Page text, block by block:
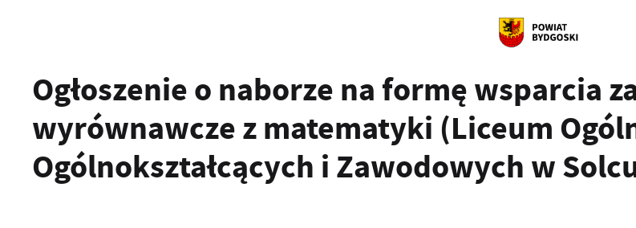
Ogłoszenie o naborze na formę wsparcia
wyrównawcze z matematyki (Liceum
Ogólnokształcących i Zawodowych w